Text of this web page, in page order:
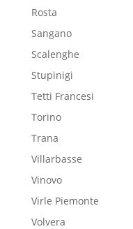
Rosta
Sangano
Scalenghe
Stupinigi
Tetti Francesi
Torino
Trana
Villarbasse
Vinovo
Virle Piemonte
Volvera